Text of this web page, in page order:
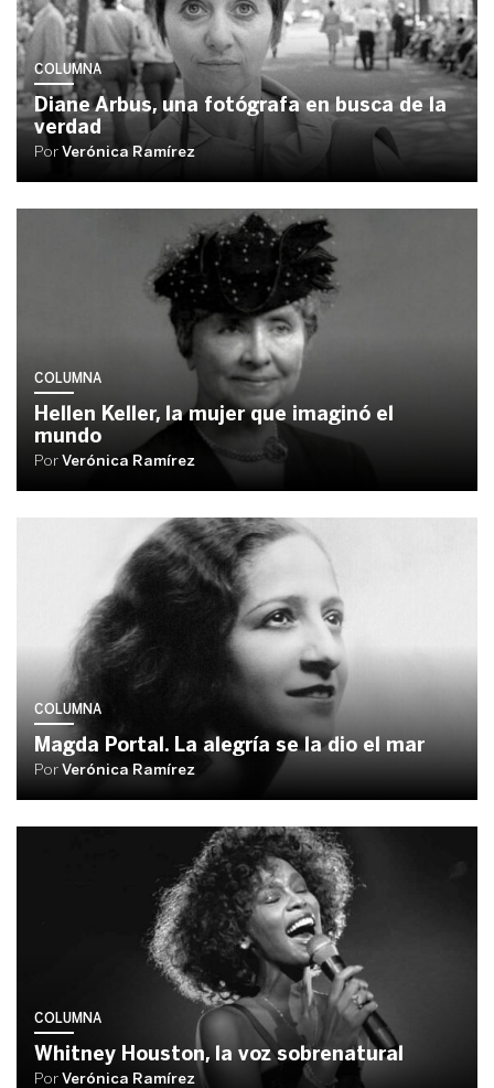
COLUMNA
Diane Arbus, una fotógrafa en busca de la
verdad
PorVerónica Ramírez
COLUMNA
Hellen Keller, la mujer que imaginó el
mundo
PorVerónica Ramírez
COLUMNA
Magda Portal. La alegría se la dio el mar
PorVerónica Ramírez
COLUMNA
Whitney Houston, la voz sobrenatural
PorVerónica Ramírez